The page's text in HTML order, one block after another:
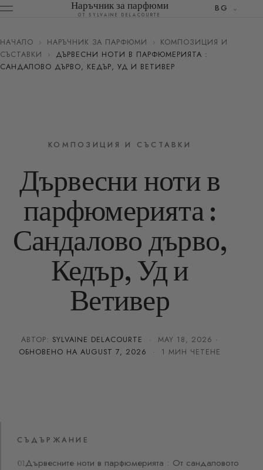
Наръчник за парфюми
ОТ SYLVAINE DELACOURTE
BG
НАЧАЛО › НАРЪЧНИК ЗА ПАРФЮМИ › КОМПОЗИЦИЯ И
СЪСТАВКИ
›
ДЪРВЕСНИ НОТИ В ПАРФЮМЕРИЯТА :
САНДАЛОВО ДЪРВО, КЕДЪР, УД И ВЕТИВЕР
КОМПОЗИЦИЯ И СЪСТАВКИ
Дървесни ноти в
парфюмерията :
Сандалово дърво,
Кедър, Уд и
Ветивер
АВТОР: SYLVAINE DELACOURTE · MAY 18, 2026 ·
ОБНОВЕНО НА AUGUST 7, 2026 · 1 МИН ЧЕТЕНЕ
СЪДЪРЖАНИЕ
Дървесните ноти в парфюмерията : От сандаловото